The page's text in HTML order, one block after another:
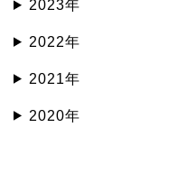
2023年
2022年
2021年
2020年